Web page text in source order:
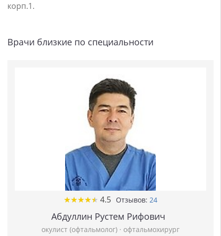
корп.1.
Врачи близкие по специальности
★★★★★
★★★★★ 4.5 Отзывов: 24
Абдуллин Рустем Рифович
окулист (офтальмолог) · офтальмохирург